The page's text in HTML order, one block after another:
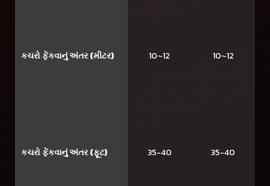
કચરો ફેંકવાનું અંતર (મીટર)
કચરો ફેંકવાનું અંતર (ફૂટ)
10~12
35-40
10~12
35-40